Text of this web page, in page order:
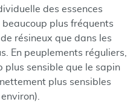
des essences
plus fréquents
résineux que dans les
En peuplements réguliers,
plus sensible que le sapin
plus sensibles